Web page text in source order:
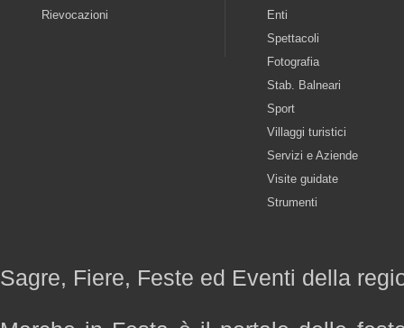
Rievocazioni
Enti
Spettacoli
Fotografia
Stab. Balneari
Sport
Villaggi turistici
Servizi e Aziende
Visite guidate
Strumenti
Sagre, Fiere, Feste ed Eventi della